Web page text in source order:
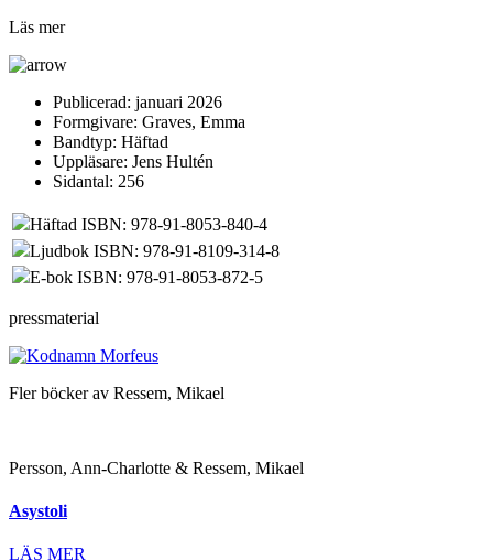
Läs mer
Publicerad: januari 2026
Formgivare: Graves, Emma
Bandtyp: Häftad
Uppläsare: Jens Hultén
Sidantal: 256
Häftad ISBN: 978-91-8053-840-4
Ljudbok ISBN: 978-91-8109-314-8
E-bok ISBN: 978-91-8053-872-5
pressmaterial
Fler böcker av Ressem, Mikael
Persson, Ann-Charlotte & Ressem, Mikael
Asystoli
LÄS MER